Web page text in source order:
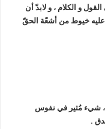
و الكلام ، و لابدّ أن
عليه خيوط من أشعّة الحقّ
، شيء مُثير في نفوس
.